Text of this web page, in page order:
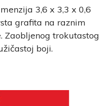
3,6 x 3,3 x 0,6
grafita na raznim
Zaobljenog trokutastog
boji.